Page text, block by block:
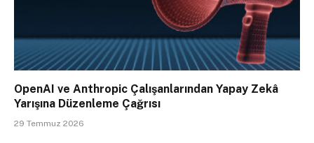
OpenAI ve Anthropic Çalışanlarından Yapay Zekâ
Yarışına Düzenleme Çağrısı
29 Temmuz 2026